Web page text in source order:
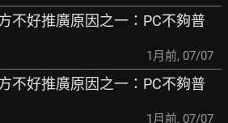
不好推廣原因之一：PC不夠普
1月前, 07/07
不好推廣原因之一：PC不夠普
1月前, 07/07